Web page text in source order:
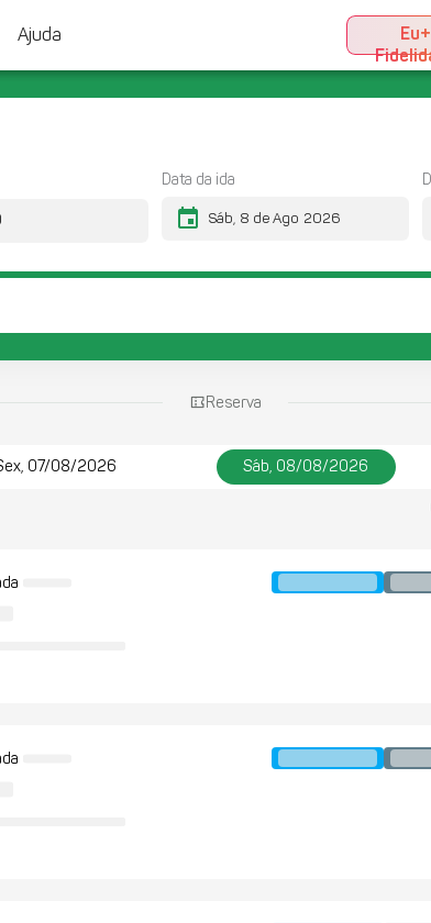
Ajuda
Eu+
Data da ida
event
Reserva
07/08/2026 Sáb, 08/08/2026